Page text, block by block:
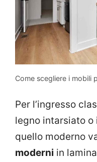
Come scegliere i mobili
Per l’ingresso
legno intarsiato o
quello moderno
moderni in